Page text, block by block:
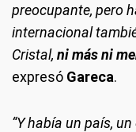
preocupante, pero
internacional
Cristal, ni más ni
expresó Gareca.
“Y había un país,